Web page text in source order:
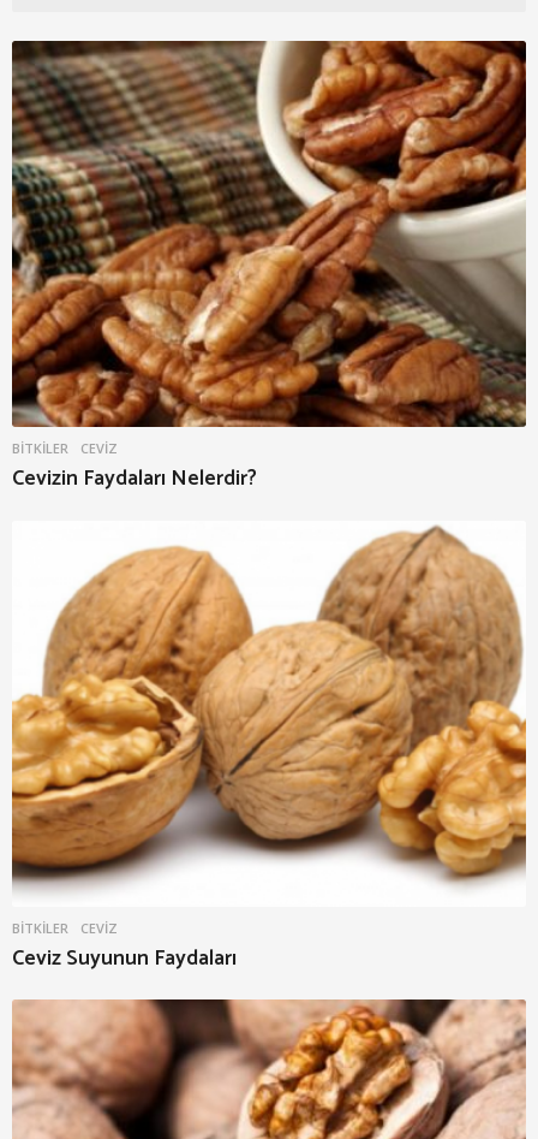
BITKILER CEVIZ
Cevizin Faydaları Nelerdir?
BITKILER CEVIZ
Ceviz Suyunun Faydaları